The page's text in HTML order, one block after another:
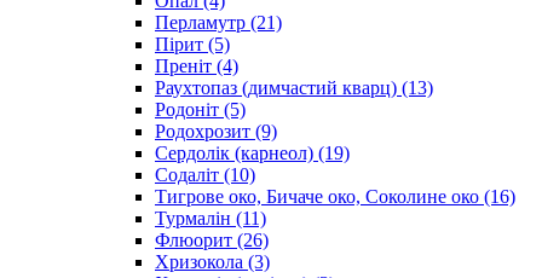
Перламутр (21)
Пірит (5)
Преніт (4)
Раухтопаз (димчастий кварц) (13)
Родоніт (5)
Родохрозит (9)
Сердолік (карнеол) (19)
Содаліт (10)
Тигрове око, Бичаче око, Соколине око (16)
Турмалін (11)
Флюорит (26)
Хризокола (3)